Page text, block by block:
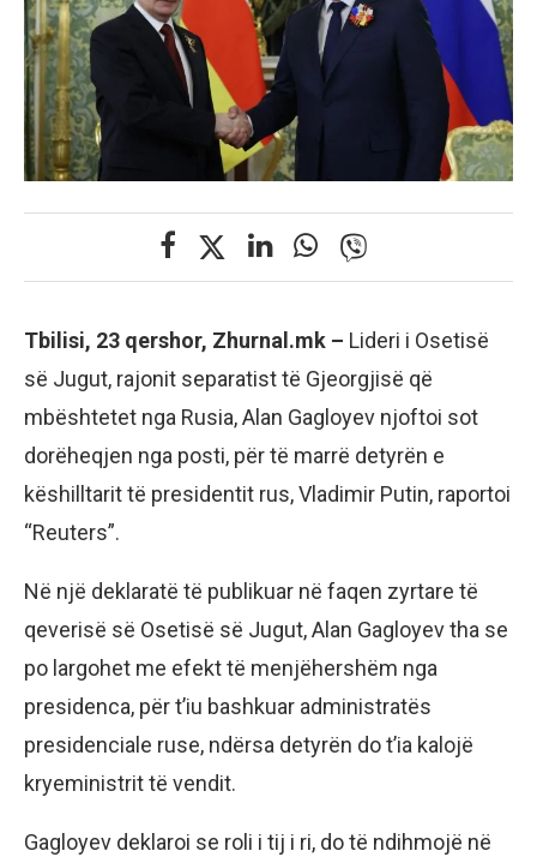
Tbilisi, 23 qershor, Zhurnal.mk – Lideri i Osetisë
së Jugut, rajonit separatist të Gjeorgjisë që
mbështetet nga Rusia, Alan Gagloyev njoftoi sot
dorëheqjen nga posti, për të marrë detyrën e
këshilltarit të presidentit rus, Vladimir Putin, raportoi
“Reuters”.
Në një deklaratë të publikuar në faqen zyrtare të
qeverisë së Osetisë së Jugut, Alan Gagloyev tha se
po largohet me efekt të menjëhershëm nga
presidenca, për t’iu bashkuar administratës
presidenciale ruse, ndërsa detyrën do t’ia kalojë
kryeministrit të vendit.
Gagloyev deklaroi se roli i tij i ri, do të ndihmojë në